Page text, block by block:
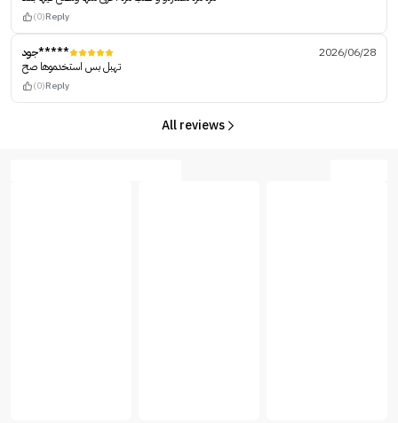
(0)Reply
جود*****
2026/06/28
تهبل بس استخدموها صح
(0)Reply
All reviews